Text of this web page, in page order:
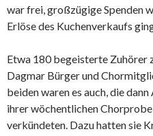
war frei, großzügige Spenden
Erlöse des Kuchenverkaufs
Etwa 180 begeisterte
Dagmar Bürger und
beiden waren es auch, die
ihrer wöchentlichen
verkündeten. Dazu hatten sie